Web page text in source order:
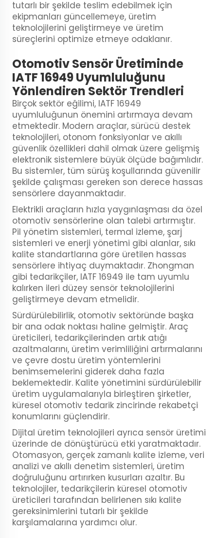
tutarlı bir şekilde teslim edebilmek için
ekipmanları güncellemeye, üretim
teknolojilerini geliştirmeye ve üretim
süreçlerini optimize etmeye odaklanır.
Otomotiv Sensör Üretiminde
IATF 16949 Uyumluluğunu
Yönlendiren Sektör Trendleri
Birçok sektör eğilimi, IATF 16949
uyumluluğunun önemini artırmaya devam
etmektedir. Modern araçlar, sürücü destek
teknolojileri, otonom fonksiyonlar ve akıllı
güvenlik özellikleri dahil olmak üzere gelişmiş
elektronik sistemlere büyük ölçüde bağımlıdır.
Bu sistemler, tüm sürüş koşullarında güvenilir
şekilde çalışması gereken son derece hassas
sensörlere dayanmaktadır.
Elektrikli araçların hızla yaygınlaşması da özel
otomotiv sensörlerine olan talebi artırmıştır.
Pil yönetim sistemleri, termal izleme, şarj
sistemleri ve enerji yönetimi gibi alanlar, sıkı
kalite standartlarına göre üretilen hassas
sensörlere ihtiyaç duymaktadır. Zhongman
gibi tedarikçiler, IATF 16949 ile tam uyumlu
kalırken ileri düzey sensör teknolojilerini
geliştirmeye devam etmelidir.
Sürdürülebilirlik, otomotiv sektöründe başka
bir ana odak noktası haline gelmiştir. Araç
üreticileri, tedarikçilerinden artık atığı
azaltmalarını, üretim verimliliğini artırmalarını
ve çevre dostu üretim yöntemlerini
benimsemelerini giderek daha fazla
beklemektedir. Kalite yönetimini sürdürülebilir
üretim uygulamalarıyla birleştiren şirketler,
küresel otomotiv tedarik zincirinde rekabetçi
konumlarını güçlendirir.
Dijital üretim teknolojileri ayrıca sensör üretimi
üzerinde de dönüştürücü etki yaratmaktadır.
Otomasyon, gerçek zamanlı kalite izleme, veri
analizi ve akıllı denetim sistemleri, üretim
doğruluğunu artırırken kusurları azaltır. Bu
teknolojiler, tedarikçilerin küresel otomotiv
üreticileri tarafından belirlenen sıkı kalite
gereksinimlerini tutarlı bir şekilde
karşılamalarına yardımcı olur.